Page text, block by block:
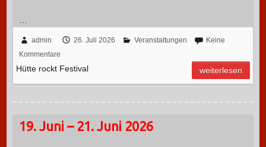
admin 26. Juli 2026 Veranstaltungen
Keine
Kommentare
Hütte rockt Festival weiterlesen
19. Juni – 21. Juni 2026